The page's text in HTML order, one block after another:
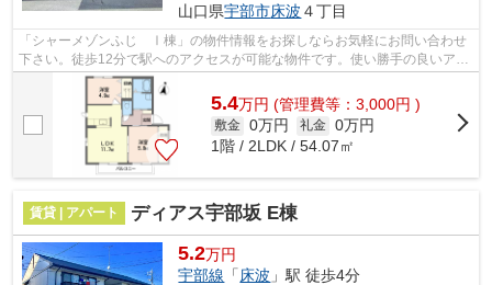
山口県宇部市床波 ４丁目
「シャーメゾンふじ Ⅰ棟」の物件情報をお探しならお気軽にお問い合わせ
下さい。徒歩12分で駅へのアクセスが可能な物件です。使い勝手の良いアパ
ートでイチオシの物件です。最上階の物...
5.4万円 (管理費等：3,000円 )
敷金 0万円 礼金 0万円
1階 / 2LDK / 54.07㎡
賃貸 | アパート ディアス宇部坂 E棟
5.2万円
宇部線 「床波 」駅 徒歩4分